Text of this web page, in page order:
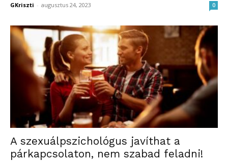
GKriszti - augusztus 24, 2023 0
A szexuálpszichológus javíthat a
párkapcsolaton, nem szabad feladni!